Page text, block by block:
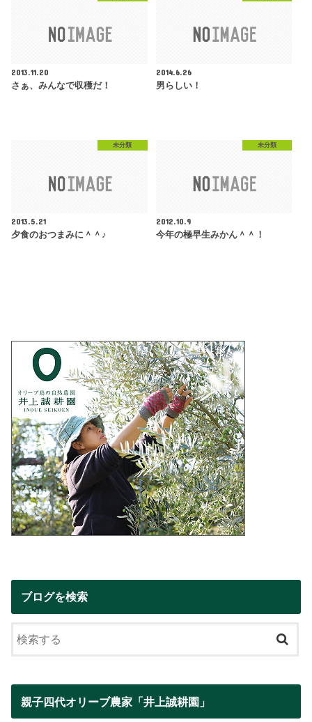
2013.11.20
さぁ、みんなで収穫だ！
2014.6.26
男らしい！
未分類
2013.5.21
夕食のおつまみに＾＾♪
未分類
2012.10.9
今年の極早生みかん＾＾！
ブログを検索
親子四代オリーブ農家「井上誠耕園」